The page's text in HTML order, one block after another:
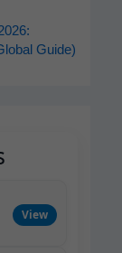
Guide)
View